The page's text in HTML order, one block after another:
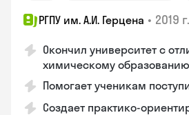
РГПУ им. А.И. Герцена • 2019 г.
Окончил университет с
химическому образованию
Помогает ученикам
Создает практико-